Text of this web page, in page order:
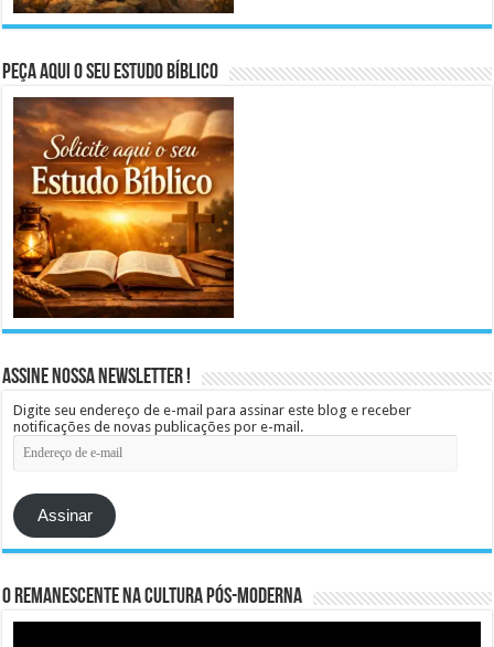
Peça aqui o seu Estudo Bíblico
Assine Nossa Newsletter !
Digite seu endereço de e-mail para assinar este blog e receber
notificações de novas publicações por e-mail.
Endereço
de
mail
Assinar
O remanescente na cultura pós-moderna